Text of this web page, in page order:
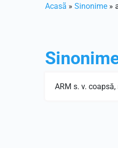
Acasã » Sinonime »
ARM s. v. coapsă,